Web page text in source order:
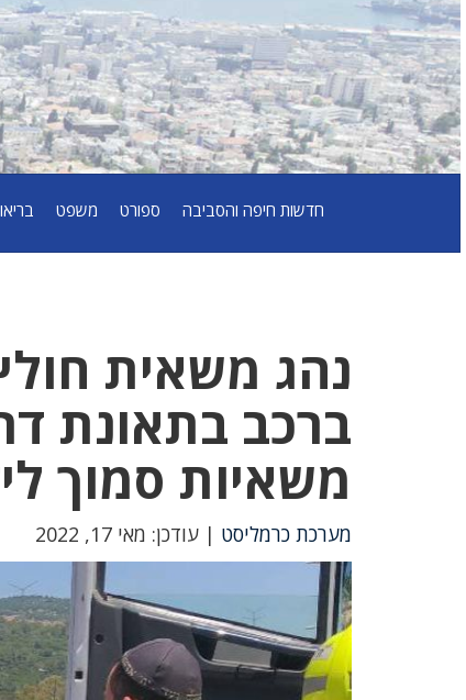
חדשות חיפה והסביבה ספורט משפט
נהג משאית
ברכב בתאונת
משאיות סמוך
מערכת כרמליסט | עודכן: מאי 17, 2022